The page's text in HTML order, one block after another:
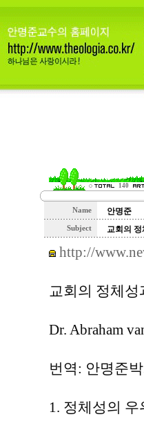
140
Name 안명준
Subject 교회의
http://
교회의 정체성
Dr. Abraham
번역: 안명준
1. 정체성의 우